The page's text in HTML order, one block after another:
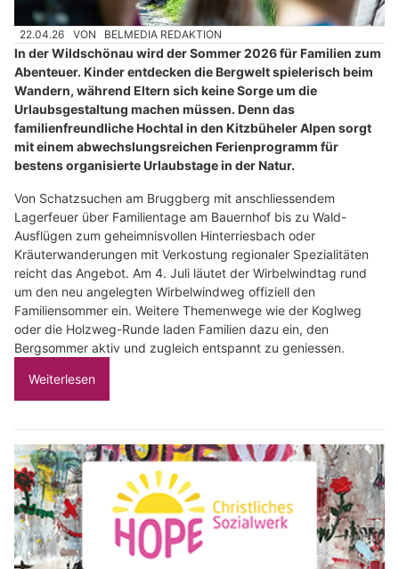
22.04.26 VON BELMEDIA REDAKTION
In der Wildschönau wird der Sommer 2026 für Familien zum
Abenteuer. Kinder entdecken die Bergwelt spielerisch beim
Wandern, während Eltern sich keine Sorge um die
Urlaubsgestaltung machen müssen. Denn das
familienfreundliche Hochtal in den Kitzbüheler Alpen sorgt
mit einem abwechslungsreichen Ferienprogramm für
bestens organisierte Urlaubstage in der Natur.
Von Schatzsuchen am Bruggberg mit anschliessendem
Lagerfeuer über Familientage am Bauernhof bis zu Wald-
Ausflügen zum geheimnisvollen Hinterriesbach oder
Kräuterwanderungen mit Verkostung regionaler Spezialitäten
reicht das Angebot. Am 4. Juli läutet der Wirbelwindtag rund
um den neu angelegten Wirbelwindweg offiziell den
Familiensommer ein. Weitere Themenwege wie der Koglweg
oder die Holzweg-Runde laden Familien dazu ein, den
Bergsommer aktiv und zugleich entspannt zu geniessen.
Weiterlesen